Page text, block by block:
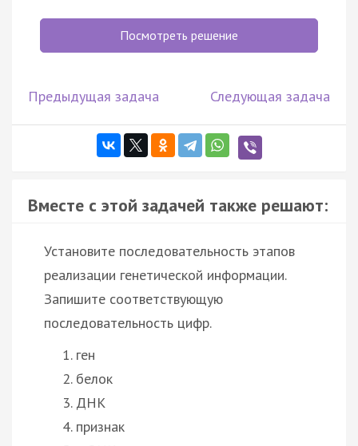
Посмотреть решение
Предыдущая задача Следующая задача
Вместе с этой задачей также решают:
Установите последовательность этапов
реализации генетической информации.
Запишите соответствующую
последовательность цифр.
ген
белок
ДНК
признак